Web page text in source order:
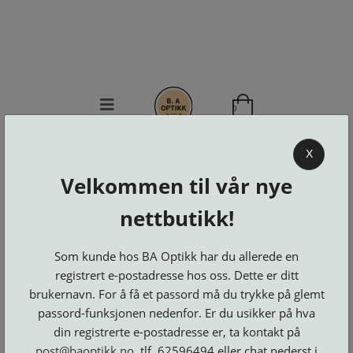
KJØPSVILKÅR
OSS
DELER
LOGG INN
0
Brillerens
Brillesnorer
Clip-
on
Suncover
Etuier
Innfatninger
Lesebriller
Luper
Speil
Maskiner
Microkluter
Neseputer
ogSolbriller
Se alle kategorier
X
Velkommen til vår nye
nettbutikk!
Som kunde hos BA Optikk har du allerede en
registrert e-postadresse hos oss. Dette er ditt
brukernavn. For å få et passord må du trykke på glemt
passord-funksjonen nedenfor. Er du usikker på hva
din registrerte e-postadresse er, ta kontakt på